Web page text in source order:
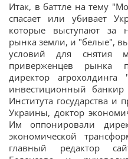
Итак, в баттле на тему
спасает или убивает
которые выступают за
рынка земли, и "белые",
условий для снятия
приверженцев рынка
директор
инвестиционный
Института государства и
Украины, доктор
Им оппонировали
экономической
главный редактор